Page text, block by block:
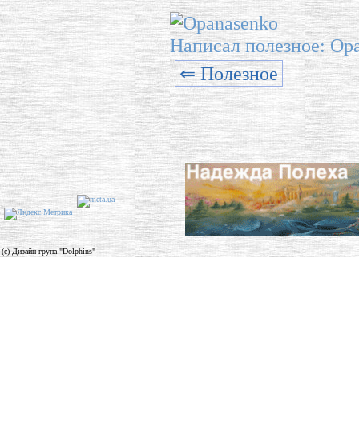
Написал полезное:
⇐ Полезное
(c) Дизайн-група "Dolphins"